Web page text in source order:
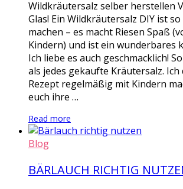
Wildkräutersalz selber herstellen
Glas! Ein Wildkräutersalz DIY ist
machen – es macht Riesen Spaß
Kindern) und ist ein wunderbares
Ich liebe es auch geschmacklich!
als jedes gekaufte Kräutersalz. Ich
Rezept regelmäßig mit Kindern
euch ihre …
Read more
Blog
BÄRLAUCH RICHTIG